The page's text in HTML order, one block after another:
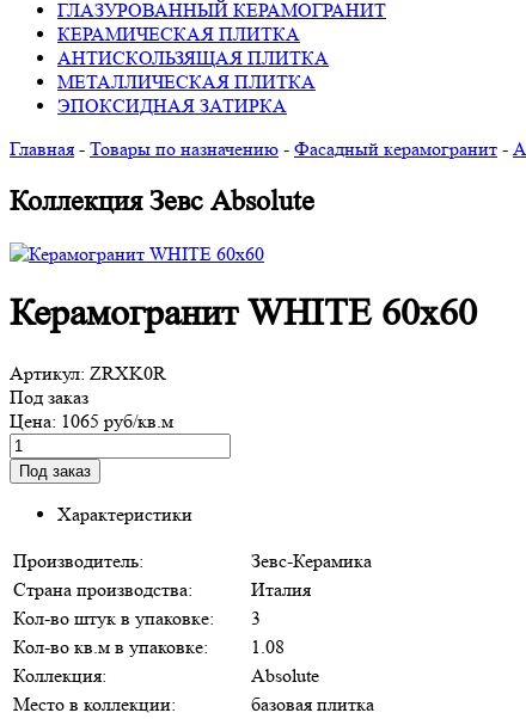
ГЛАЗУРОВАННЫЙ КЕРАМОГРАНИТ
КЕРАМИЧЕСКАЯ ПЛИТКА
АНТИСКОЛЬЗЯЩАЯ ПЛИТКА
МЕТАЛЛИЧЕСКАЯ ПЛИТКА
ЭПОКСИДНАЯ ЗАТИРКА
Главная - Товары по назначению - Фасадный керамогранит -
Коллекция Зевс Absolute
Керамогранит WHITE 60х60
Артикул: ZRXK0R
Под заказ
Цена: 1065 руб/кв.м
Характеристики
Производитель:
Зевс-Керамика
Страна производства:
Италия
Кол-во штук в упаковке:
3
Кол-во кв.м в упаковке:
1.08
Коллекция:
Absolute
Место в коллекции:
базовая плитка